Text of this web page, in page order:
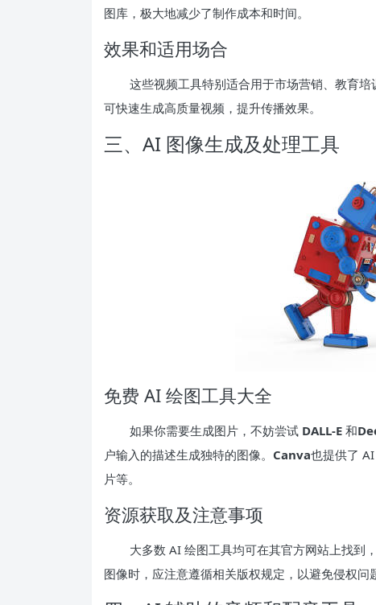
图库，极大地减少了制作成本和时间。
效果和适用场合
这些视频工具特别适合用于市场营销、教育
可快速生成高质量视频，提升传播效果。
三、AI 图像生成及处理工具
免费 AI 绘图工具大全
如果你需要生成图片，不妨尝试 DALL-E 和
户输入的描述生成独特的图像。 Canva也提供了
片等。
资源获取及注意事项
大多数 AI 绘图工具均可在其官方网站上找到
图像时，应注意遵循相关版权规定，以避免侵权问